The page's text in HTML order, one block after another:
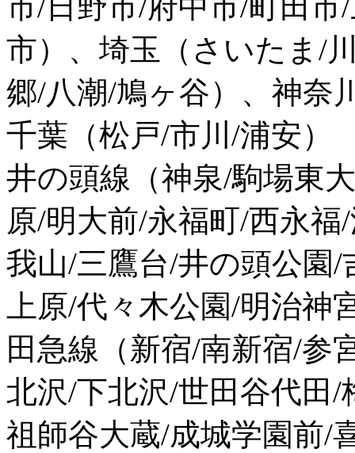
市/日野市/府中市/町田
市）、埼玉（さいたま/
郷/八潮/鳩ヶ谷）、神奈
千葉（松戸/市川/浦安）
井の頭線（神泉/駒場東
原/明大前/永福町/西永
我山/三鷹台/井の頭公園
上原/代々木公園/明治
田急線（新宿/南新宿/参
北沢/下北沢/世田谷代田
祖師谷大蔵/成城学園前/